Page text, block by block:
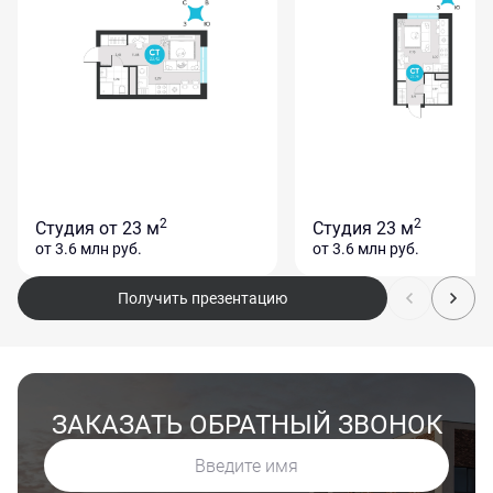
Студия от 23 м2
от 3.6 млн руб.
Студия 23 м2
от 3.6 млн руб.
Получить презентацию
ЗАКАЗАТЬ ОБРАТНЫЙ ЗВОНОК